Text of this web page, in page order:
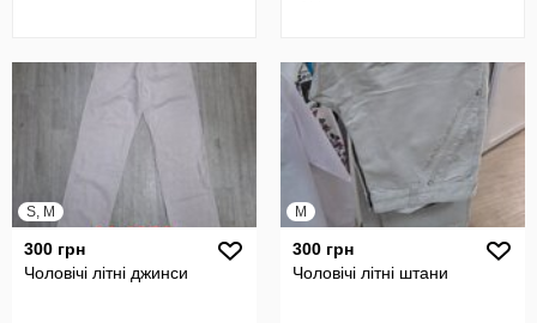
S, M
300 грн
Чоловічі літні джинси
M
300 грн
Чоловічі літні штани